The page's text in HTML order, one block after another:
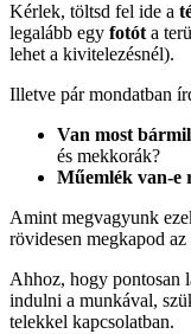
Kérlek, töltsd fel ide a
legalább egy fotót a
lehet a kivitelezésnél).
Illetve pár mondatban
Van most
és mekkorák?
Műemlék van-e
Amint megvagyunk
rövidesen megkapod
Ahhoz, hogy pontosan
indulni a munkával,
telekkel kapcsolatban.